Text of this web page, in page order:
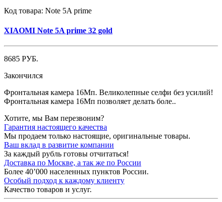
Код товара: Note 5A prime
XIAOMI Note 5A prime 32 gold
8685 РУБ.
Закончился
Фронтальная камера 16Мп. Великолепные селфи без усилий!
Фронтальная камера 16Мп позволяет делать боле..
Хотите, мы Вам перезвоним?
Гарантия настоящего качества
Мы продаем только настоящие, оригинальные товары.
Ваш вклад в развитие компании
За каждый рубль готовы отчитаться!
Доставка по Москве, а так же по России
Более 40’000 населенных пунктов России.
Особый подход к каждому клиенту
Качество товаров и услуг.